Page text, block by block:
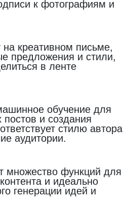
к фотографиям и
на креативном письме,
предложения и стили,
в ленте
обучение для
и создания
стилю автора
аудитории.
множество функций для
и идеально
генерации идей и